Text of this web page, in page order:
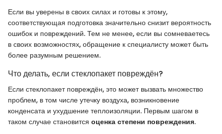
Если вы уверены в своих силах и готовы к этому,
соответствующая подготовка значительно снизит вероятность
ошибок и повреждений. Тем не менее, если вы сомневаетесь
в своих возможностях, обращение к специалисту может быть
более разумным решением.
Что делать, если стеклопакет повреждён?
Если стеклопакет повреждён, это может вызвать множество
проблем, в том числе утечку воздуха, возникновение
конденсата и ухудшение теплоизоляции. Первым шагом в
таком случае становится оценка степени повреждения.